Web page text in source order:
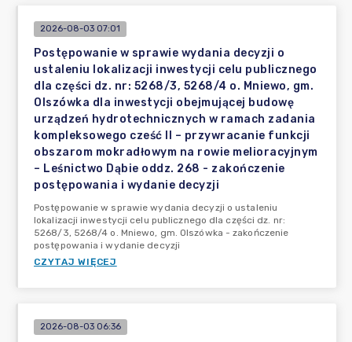
2026-08-03 07:01
Postępowanie w sprawie wydania decyzji o
ustaleniu lokalizacji inwestycji celu publicznego
dla części dz. nr: 5268/3, 5268/4 o. Mniewo, gm.
Olszówka dla inwestycji obejmującej budowę
urządzeń hydrotechnicznych w ramach zadania
kompleksowego cześć II – przywracanie funkcji
obszarom mokradłowym na rowie melioracyjnym
– Leśnictwo Dąbie oddz. 268 - zakończenie
postępowania i wydanie decyzji
Postępowanie w sprawie wydania decyzji o ustaleniu
lokalizacji inwestycji celu publicznego dla części dz. nr:
5268/3, 5268/4 o. Mniewo, gm. Olszówka - zakończenie
postępowania i wydanie decyzji
CZYTAJ WIĘCEJ
2026-08-03 06:36